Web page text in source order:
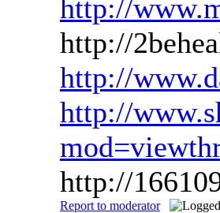
http://
http://
http://
http://
http://
Report to moderator